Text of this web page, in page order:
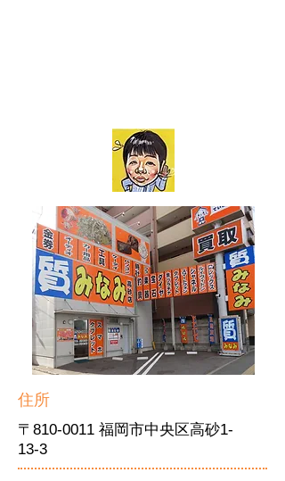
〒810-0011 福岡市中央区高砂1-
13-3
住所